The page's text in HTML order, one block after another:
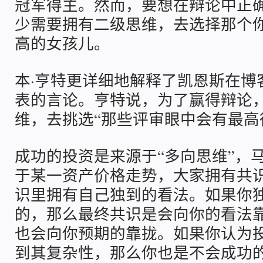
冠军得主。然而，要想在辩论中正
少需要拥有二级思维，去选择那个
高的女孩儿。
本·亨特更详细地解释了凯恩斯在
表的言论。亨特说，为了赢得辩论
维，去挑选“那些评审眼中会有最
成功的投资是来源于“多向思维”，
于某一资产价格走势，大家拥有共
识里拥有自己独到的看法。如果你
的，那么最终共识是会向你的看法
也会向你预期的靠拢。如果你认为
到其复杂性，那么你也是不会成功